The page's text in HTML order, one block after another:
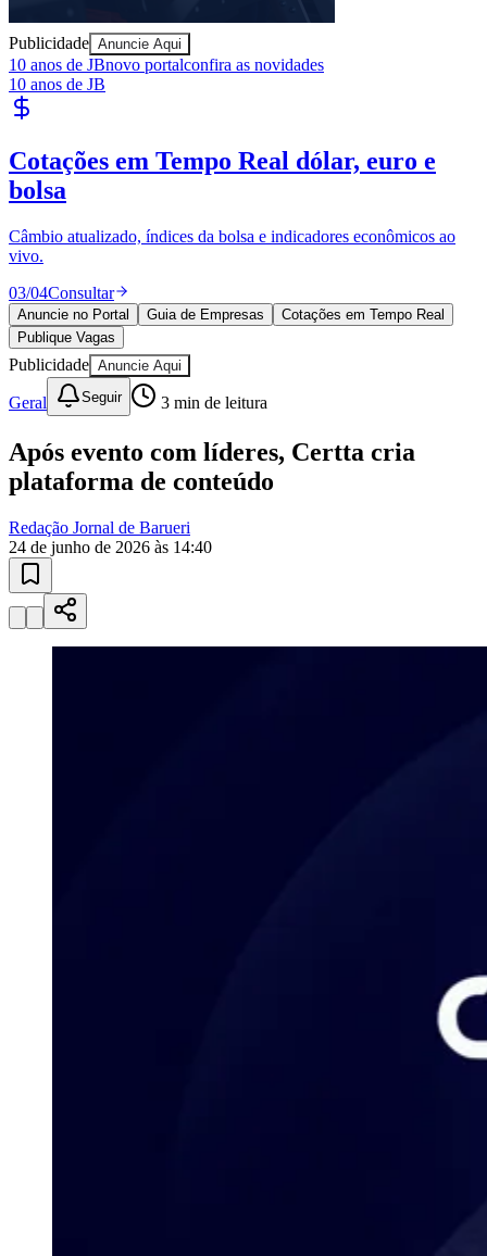
Ceará
Publicidade Anuncie Aqui
10 anos de JBnovo portalconfira as novidades
10 anos de JB
Cotações em Tempo Real dólar, euro e
bolsa
Câmbio atualizado, índices da bolsa e indicadores econômicos ao
vivo.
03/04Consultar
Anuncie no Portal Guia de Empresas
Cotações em Tempo Real
Publique Vagas
Publicidade Anuncie Aqui
Geral Seguir 3 min de leitura
Após evento com líderes, Certta cria
plataforma de conteúdo
Redação Jornal de Barueri
24 de junho de 2026 às 14:40